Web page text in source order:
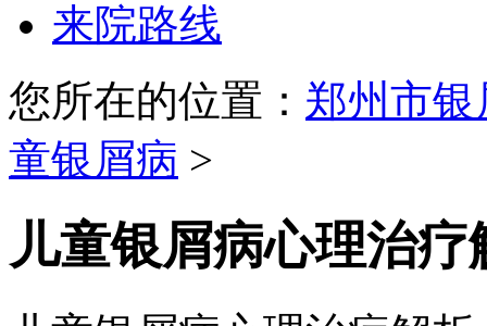
来院路线
您所在的位置： 郑州市
童银屑病 >
儿童银屑病心理治疗